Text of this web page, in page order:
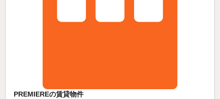
PREMIEREの賃貸物件